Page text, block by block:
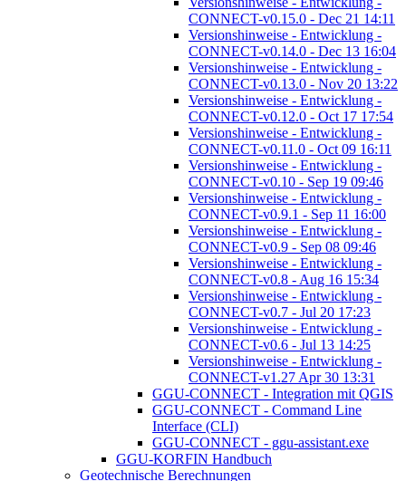
CONNECT-v0.15.0 - Dec 21 14:11
Versionshinweise - Entwicklung -
CONNECT-v0.14.0 - Dec 13 16:04
Versionshinweise - Entwicklung -
CONNECT-v0.13.0 - Nov 20 13:22
Versionshinweise - Entwicklung -
CONNECT-v0.12.0 - Oct 17 17:54
Versionshinweise - Entwicklung -
CONNECT-v0.11.0 - Oct 09 16:11
Versionshinweise - Entwicklung -
CONNECT-v0.10 - Sep 19 09:46
Versionshinweise - Entwicklung -
CONNECT-v0.9.1 - Sep 11 16:00
Versionshinweise - Entwicklung -
CONNECT-v0.9 - Sep 08 09:46
Versionshinweise - Entwicklung -
CONNECT-v0.8 - Aug 16 15:34
Versionshinweise - Entwicklung -
CONNECT-v0.7 - Jul 20 17:23
Versionshinweise - Entwicklung -
CONNECT-v0.6 - Jul 13 14:25
Versionshinweise - Entwicklung -
CONNECT-v1.27 Apr 30 13:31
GGU-CONNECT - Integration mit QGIS
GGU-CONNECT - Command Line
Interface (CLI)
GGU-CONNECT - ggu-assistant.exe
GGU-KORFIN Handbuch
Geotechnische Berechnungen